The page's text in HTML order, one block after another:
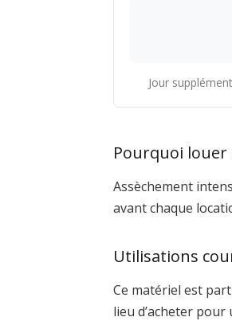
Jour
Pourquoi louer
Assèchement
avant chaque
Utilisations
Ce matériel est
lieu d’acheter